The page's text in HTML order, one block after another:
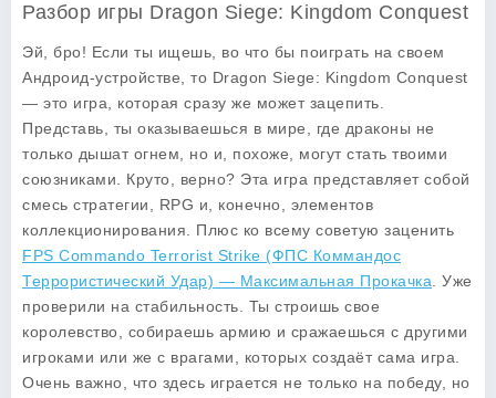
Разбор игры Dragon Siege: Kingdom Conquest
Эй, бро! Если ты ищешь, во что бы поиграть на своем
Андроид-устройстве, то Dragon Siege: Kingdom Conquest
— это игра, которая сразу же может зацепить.
Представь, ты оказываешься в мире, где драконы не
только дышат огнем, но и, похоже, могут стать твоими
союзниками. Круто, верно? Эта игра представляет собой
смесь стратегии, RPG и, конечно, элементов
коллекционирования. Плюс ко всему советую заценить
FPS Commando Terrorist Strike (ФПС Коммандос
Террористический Удар) — Максимальная Прокачка . Уже
проверили на стабильность. Ты строишь свое
королевство, собираешь армию и сражаешься с другими
игроками или же с врагами, которых создаёт сама игра.
Очень важно, что здесь играется не только на победу, но